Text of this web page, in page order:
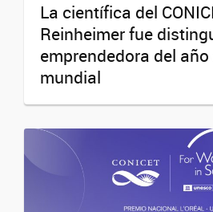
La científica del
Reinheimer fue
emprendedora del
mundial